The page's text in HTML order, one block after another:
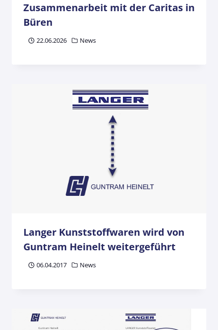
Zusammenarbeit mit der Caritas in
Büren
22.06.2026 News
Langer Kunststoffwaren wird von
Guntram Heinelt weitergeführt
06.04.2017 News